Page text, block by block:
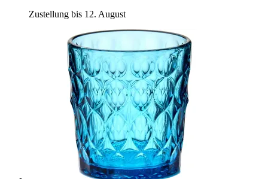
Zustellung bis 12. August